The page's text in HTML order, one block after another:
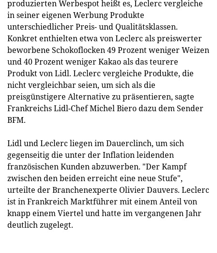
produzierten Werbespot heißt es, Leclerc vergleiche
in seiner eigenen Werbung Produkte
unterschiedlicher Preis- und Qualitätsklassen.
Konkret enthielten etwa von Leclerc als preiswerter
beworbene Schokoflocken 49 Prozent weniger Weizen
und 40 Prozent weniger Kakao als das teurere
Produkt von Lidl. Leclerc vergleiche Produkte, die
nicht vergleichbar seien, um sich als die
preisgünstigere Alternative zu präsentieren, sagte
Frankreichs Lidl-Chef Michel Biero dazu dem Sender
BFM.
Lidl und Leclerc liegen im Dauerclinch, um sich
gegenseitig die unter der Inflation leidenden
französischen Kunden abzuwerben. "Der Kampf
zwischen den beiden erreicht eine neue Stufe",
urteilte der Branchenexperte Olivier Dauvers. Leclerc
ist in Frankreich Marktführer mit einem Anteil von
knapp einem Viertel und hatte im vergangenen Jahr
deutlich zugelegt.